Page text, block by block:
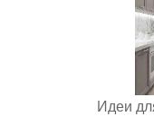
Идеи